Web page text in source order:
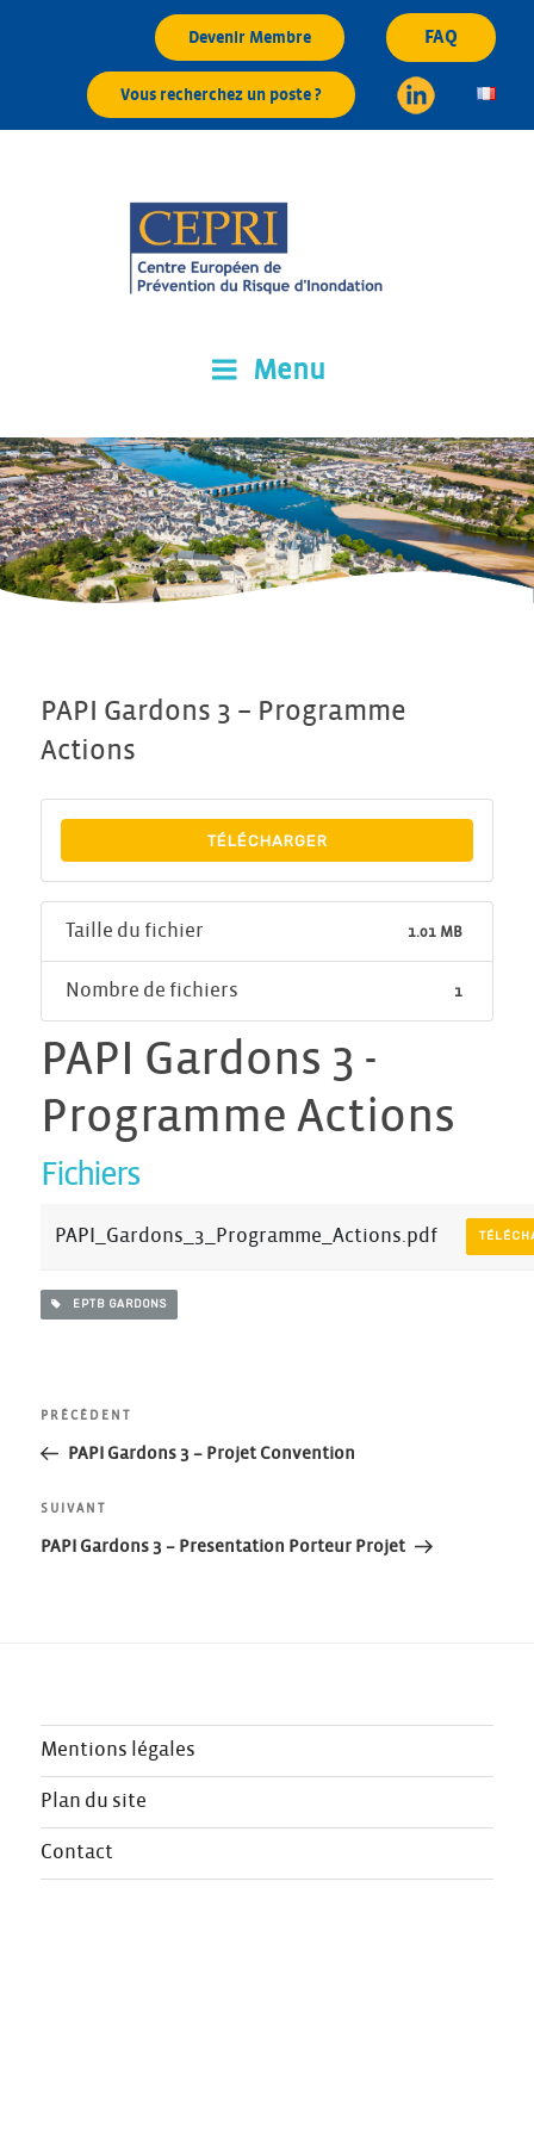
Devenir Membre FAQ
Vous recherchez un poste ?
Menu
PAPI Gardons 3 – Programme
Actions
TÉLÉCHARGER
Taille du fichier 1.01 MB
Nombre de fichiers 1
PAPI Gardons 3 -
Programme Actions
Fichiers
PAPI_Gardons_3_Programme_Actions.pdf
EPTB GARDONS
Navigation
l’article
Article
précédent
PRÉCÉDENT
PAPI Gardons 3 – Projet Convention
Article
suivant
SUIVANT
PAPI Gardons 3 – Presentation Porteur Projet
Mentions légales
Plan du site
Contact